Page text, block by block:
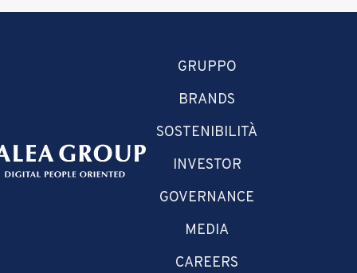
GRUPPO
BRANDS
SOSTENIBILITÀ
INVESTOR
GOVERNANCE
MEDIA
CAREERS